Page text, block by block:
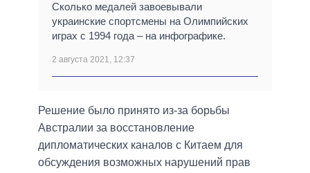
Сколько медалей завоевывали
украинские спортсмены на Олимпийских
играх с 1994 года – на инфографике.
2 августа 2021, 12:37
Решение было принято из-за борьбы
Австралии за восстановление
дипломатических каналов с Китаем для
обсуждения возможных нарушений прав